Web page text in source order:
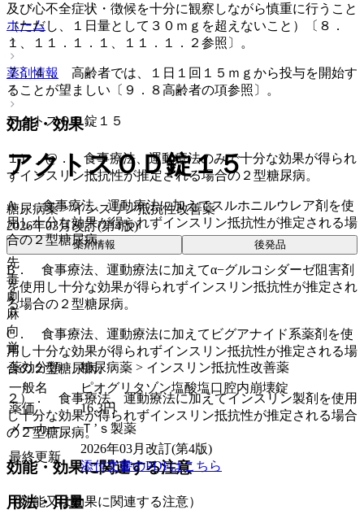
及び心不全症状・徴候を十分に観察しながら慎重に行うこと
（ただし、１日量として３０ｍｇを超えないこと）〔８．
１、１１．１．１、１１．１．２参照〕。
７．４． 高齢者では、１日１回１５ｍｇから投与を開始す
ることが望ましい〔９．８高齢者の項参照〕。
効能・効果
１）．@． 食事療法、運動療法のみで十分な効果が得られ
ずインスリン抵抗性が推定される場合の２型糖尿病。
A． 食事療法、運動療法に加えてスルホニルウレア剤を使
用し十分な効果が得られずインスリン抵抗性が推定される場
合の２型糖尿病。
B． 食事療法、運動療法に加えてα−グルコシダーゼ阻害剤
を使用し十分な効果が得られずインスリン抵抗性が推定され
る場合の２型糖尿病。
C． 食事療法、運動療法に加えてビグアナイド系薬剤を使
用し十分な効果が得られずインスリン抵抗性が推定される場
合の２型糖尿病。
２）． 食事療法、運動療法に加えてインスリン製剤を使用
し十分な効果が得られずインスリン抵抗性が推定される場合
の２型糖尿病。
効能・効果に関連する注意
（効能又は効果に関連する注意）
ホーム
薬剤情報
アクトスＯＤ錠１５
アクトスＯＤ錠１５
糖尿病薬 > インスリン抵抗性改善薬
2026年03月改訂(第4版)
薬剤情報 後発品
先
毒
劇
麻
向
覚
薬効分類
糖尿病薬 > インスリン抵抗性改善薬
一般名
ピオグリタゾン塩酸塩口腔内崩壊錠
薬価
16.3円
メーカー
Ｔ’ｓ製薬
最終更新
2026年03月改訂(第4版)
添付文書のPDFはこちら
用法・用量